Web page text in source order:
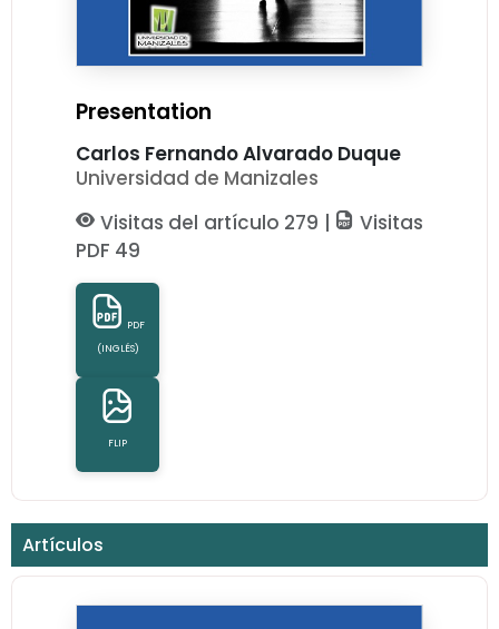
Presentation
Carlos Fernando Alvarado Duque
Universidad de Manizales
Visitas del artículo 279 |
Visitas
PDF 49
PDF
(INGLÉS)
FLIP
Artículos